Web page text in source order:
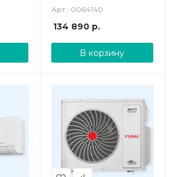
Арт.: 0064140
134 890р.
В корзину